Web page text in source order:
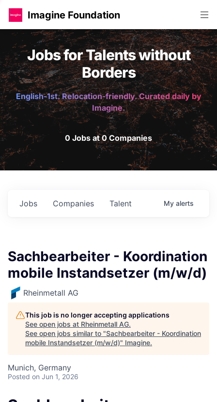
Imagine Foundation
Jobs for Talents without
Borders
English-1st. Relocation-friendly. Curated daily by
Imagine.
0 Jobs at 0 Companies
Jobs Companies Talent My alerts
Sachbearbeiter - Koordination
mobile Instandsetzer (m/w/d)
Rheinmetall AG
This job is no longer accepting applications
See open jobs at Rheinmetall AG.
See open jobs similar to "Sachbearbeiter - Koordination
mobile Instandsetzer (m/w/d)" Imagine.
Munich, Germany
Posted on Jun 1, 2026